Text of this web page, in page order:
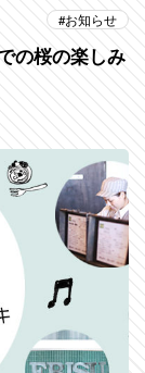
お知らせ
の桜の楽しみ